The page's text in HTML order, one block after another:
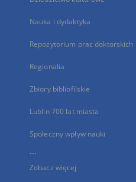
Nauka i dydaktyka
Repozytorium prac doktorskich
Regionalia
Zbiory bibliofilskie
Lublin 700 lat miasta
Społeczny wpływ nauki
...
Zobacz więcej